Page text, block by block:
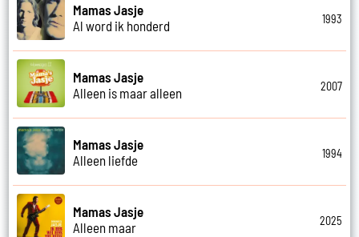
Mamas Jasje
Al word ik honderd
1993
Mamas Jasje
Alleen is maar alleen
2007
Mamas Jasje
Alleen liefde
1994
Mamas Jasje
Alleen maar
2025